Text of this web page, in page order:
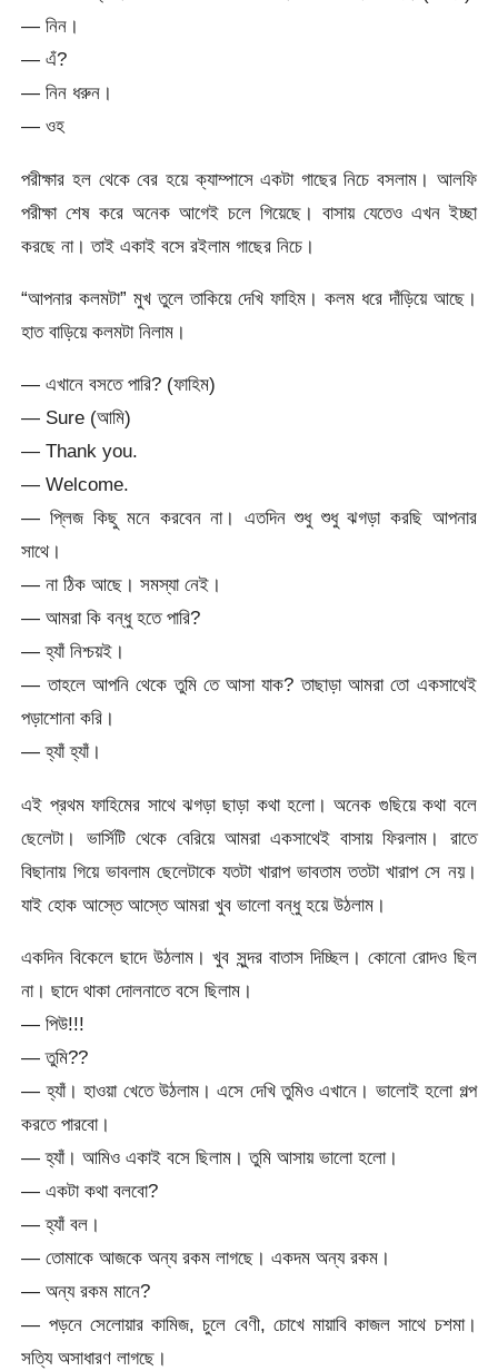
— নিন।
— এঁ?
— নিন ধরুন।
— ওহ
পরীক্ষার হল থেকে বের হয়ে ক্যাম্পাসে একটা গাছের নিচে বসলাম। আলফি
পরীক্ষা শেষ করে অনেক আগেই চলে গিয়েছে। বাসায় যেতেও এখন ইচ্ছা
করছে না। তাই একাই বসে রইলাম গাছের নিচে।
“আপনার কলমটা” মুখ তুলে তাকিয়ে দেখি ফাহিম। কলম ধরে দাঁড়িয়ে আছে।
হাত বাড়িয়ে কলমটা নিলাম।
— এখানে বসতে পারি? (ফাহিম)
— Sure (আমি)
— Thank you.
— Welcome.
— প্লিজ কিছু মনে করবেন না। এতদিন শুধু শুধু ঝগড়া করছি আপনার
সাথে।
— না ঠিক আছে। সমস্যা নেই।
— আমরা কি বন্ধু হতে পারি?
— হ্যাঁ নিশ্চয়ই।
— তাহলে আপনি থেকে তুমি তে আসা যাক? তাছাড়া আমরা তো একসাথেই
পড়াশোনা করি।
— হ্যাঁ হ্যাঁ।
এই প্রথম ফাহিমের সাথে ঝগড়া ছাড়া কথা হলো। অনেক গুছিয়ে কথা বলে
ছেলেটা। ভার্সিটি থেকে বেরিয়ে আমরা একসাথেই বাসায় ফিরলাম। রাতে
বিছানায় গিয়ে ভাবলাম ছেলেটাকে যতটা খারাপ ভাবতাম ততটা খারাপ সে নয়।
যাই হোক আস্তে আস্তে আমরা খুব ভালো বন্ধু হয়ে উঠলাম।
একদিন বিকেলে ছাদে উঠলাম। খুব সুন্দর বাতাস দিচ্ছিল। কোনো রোদও ছিল
না। ছাদে থাকা দোলনাতে বসে ছিলাম।
— পিউ!!!
— তুমি??
— হ্যাঁ। হাওয়া খেতে উঠলাম। এসে দেখি তুমিও এখানে। ভালোই হলো গল্প
করতে পারবো।
— হ্যাঁ। আমিও একাই বসে ছিলাম। তুমি আসায় ভালো হলো।
— একটা কথা বলবো?
— হ্যাঁ বল।
— তোমাকে আজকে অন্য রকম লাগছে। একদম অন্য রকম।
— অন্য রকম মানে?
— পড়নে সেলোয়ার কামিজ, চুলে বেণী, চোখে মায়াবি কাজল সাথে চশমা।
সত্যি অসাধারণ লাগছে।